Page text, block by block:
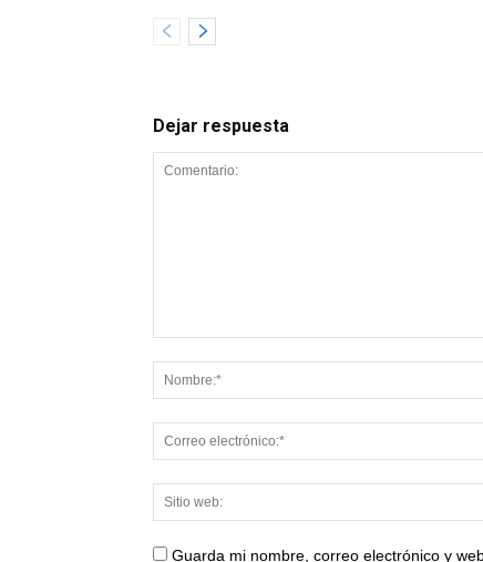
Dejar respuesta
Guarda mi nombre, correo electrónico y